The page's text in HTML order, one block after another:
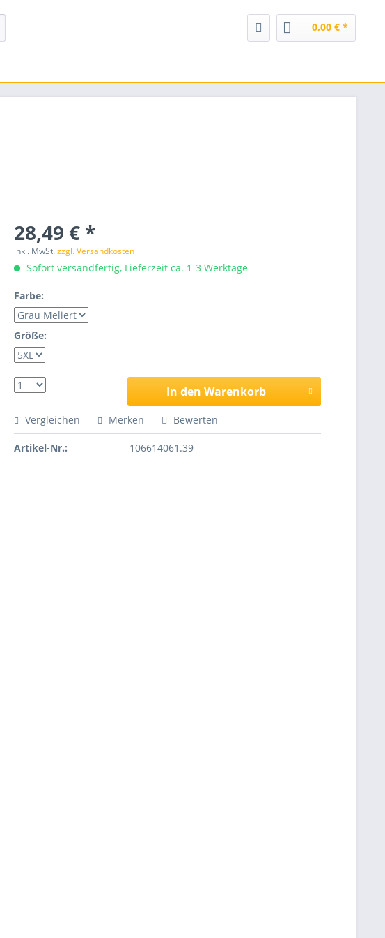
0,00 € *
28,49 € *
inkl. MwSt.zzgl. Versandkosten
Sofort versandfertig, Lieferzeit ca. 1-3 Werktage
Farbe:
Größe:
In den Warenkorb
Vergleichen Merken Bewerten
Artikel-Nr.: 106614061.39